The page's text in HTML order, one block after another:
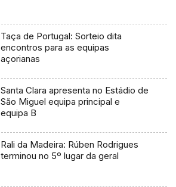
Taça de Portugal: Sorteio dita
encontros para as equipas
açorianas
Santa Clara apresenta no Estádio de
São Miguel equipa principal e
equipa B
Rali da Madeira: Rúben Rodrigues
terminou no 5º lugar da geral